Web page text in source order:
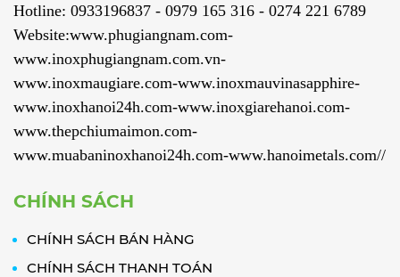
Hotline: 0933196837 - 0979 165 316 - 0274 221 6789
Website:www.phugiangnam.com-
www.inoxphugiangnam.com.vn-
www.inoxmaugiare.com-www.inoxmauvinasapphire-
www.inoxhanoi24h.com-www.inoxgiarehanoi.com-
www.thepchiumaimon.com-
www.muabaninoxhanoi24h.com-www.hanoimetals.com//
CHÍNH SÁCH
CHÍNH SÁCH BÁN HÀNG
CHÍNH SÁCH THANH TOÁN